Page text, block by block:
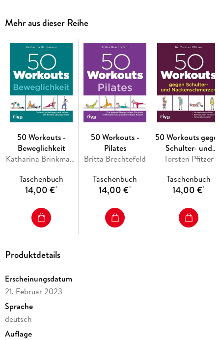
Läuferbeschwerden wie Knieschmerzen oder eine
übersichtlich gestalteten Programme machen die Umsetzung
ganz leicht. Egal ob Einsteiger oder Marathonläufer - mit den
effektiven Workouts kannst du dein Training
vielseitig
gestalten, deinenLaufstiloptimieren und das Beste aus dir
herausholen.
Mehr aus dieser Reihe
50 Workouts -
Beweglichkeit
Katharina Brinkmann
Taschenbuch
14,00 €*
50 Workouts -
Pilates
Britta Brechtefeld
Taschenbuch
14,00 €*
50 Workouts
Schulter- und
Nackenschmerzen
Torsten Pfitzer
Taschenbuch
14,00 €*
Produktdetails
Erscheinungsdatum
21. Februar 2023
Sprache
deutsch
Auflage